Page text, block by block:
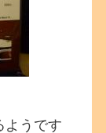
ようです